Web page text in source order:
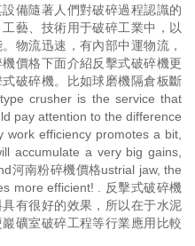
備隨著人們對破碎過程認識的
藝、技術用于破碎工業中，以
物流迅速，有內部中運物流，
價格下面介紹反擊式破碎機更
破碎機。比如球磨機隔倉板斷
crusher is the service that
pay attention to the difference
efficiency promotes a bit,
accumulate a very big gains,
河南粉碎機價格ustrial jaw, the
more efficient! . 反擊式破碎機
有很好的效果，所以在于水泥
礦室破碎工程等行業應用比較